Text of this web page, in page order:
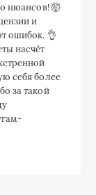
нюансов! 🤯
и
ошибок. 👌
насчёт
себя более
за такой